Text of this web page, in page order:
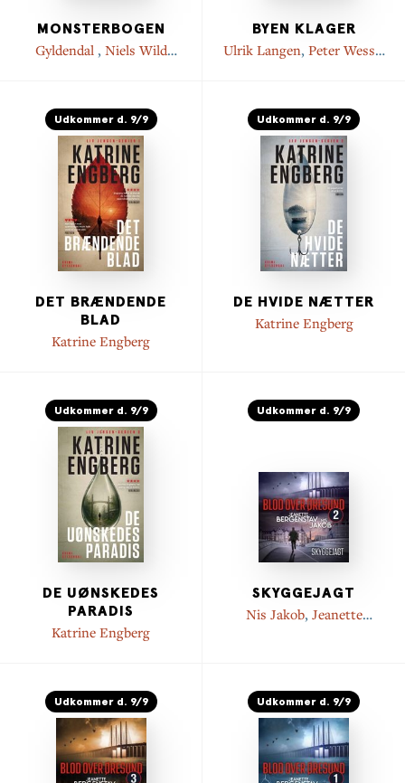
MONSTERBOGEN
Gyldendal , Niels Wild
BYEN KLAGER
Ulrik Langen, Peter Wessel
Udkommer d. 9/9
DET BRÆNDENDE
BLAD
Katrine Engberg
Udkommer d. 9/9
DE HVIDE NÆTTER
Katrine Engberg
Udkommer d. 9/9
DE UØNSKEDES
PARADIS
Katrine Engberg
Udkommer d. 9/9
SKYGGEJAGT
Nis Jakob, Jeanette
Udkommer d. 9/9 Udkommer d. 9/9